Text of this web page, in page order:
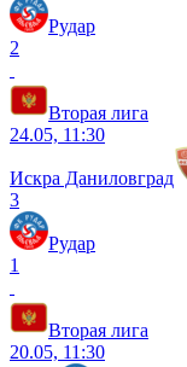
Рудар
2
Вторая лига
24.05, 11:30
Искра Даниловград
3
Рудар
1
Вторая лига
20.05, 11:30